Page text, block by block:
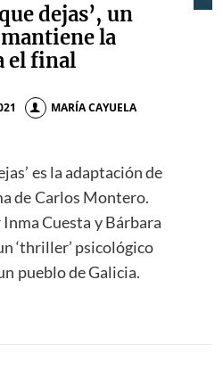
dejas’, un
la
el final
MARÍA CAYUELA
es la adaptación de
de Carlos Montero.
Cuesta y Bárbara
‘thriller’ psicológico
pueblo de Galicia.